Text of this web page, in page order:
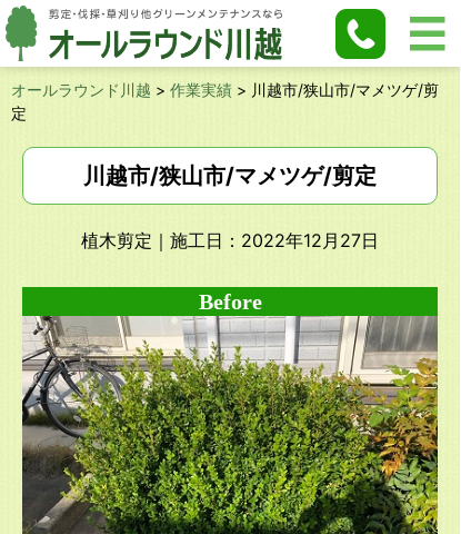
オールラウンド川越 > 作業実績 > 川越市/狭山市/マメツゲ/剪
定
川越市/狭山市/マメツゲ/剪定
植木剪定 ｜施工日：2022年12月27日
Before